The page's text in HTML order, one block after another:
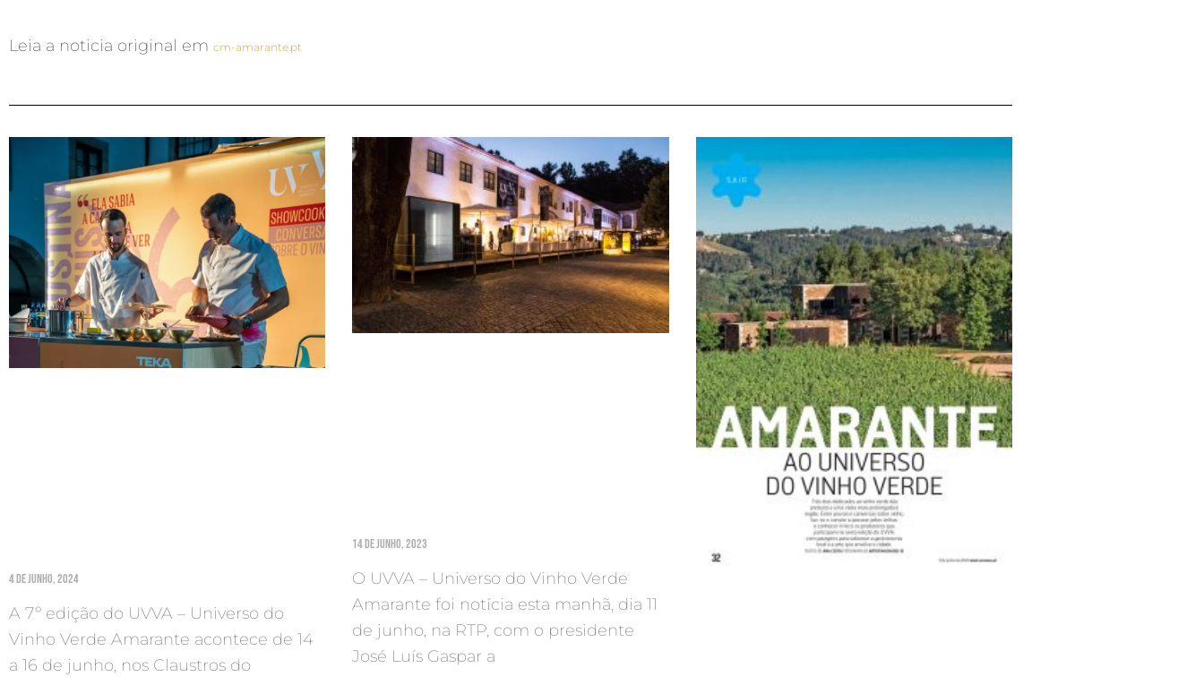
Leia a noticia original em cm-amarante.pt
4 De Junho, 2024
A 7º edição do UVVA – Universo do
Vinho Verde Amarante acontece de 14
a 16 de junho, nos Claustros do
14 De Junho, 2023
O UVVA – Universo do Vinho Verde
Amarante foi notícia esta manhã, dia 11
de junho, na RTP, com o presidente
José Luís Gaspar a